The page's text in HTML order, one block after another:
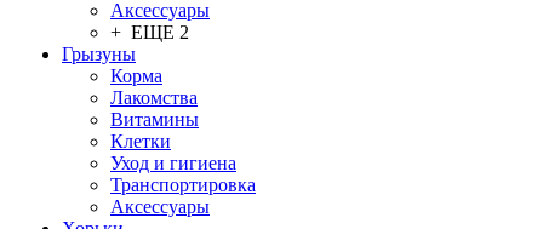
Аксессуары
+ ЕЩЕ 2
Грызуны
Корма
Лакомства
Витамины
Клетки
Уход и гигиена
Транспортировка
Аксессуары